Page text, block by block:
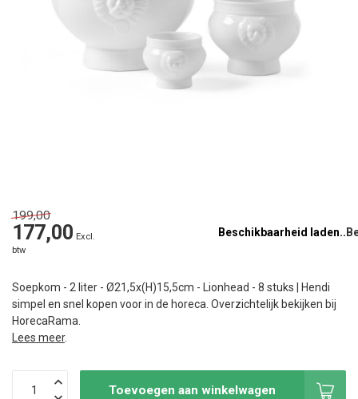
199,00
177,00 Excl.
btw
Beschikbaarheid laden..
Soepkom - 2 liter - Ø21,5x(H)15,5cm - Lionhead - 8 stuks | Hendi
simpel en snel kopen voor in de horeca. Overzichtelijk bekijken bij
HorecaRama.
Lees meer.
Toevoegen aan winkelwagen